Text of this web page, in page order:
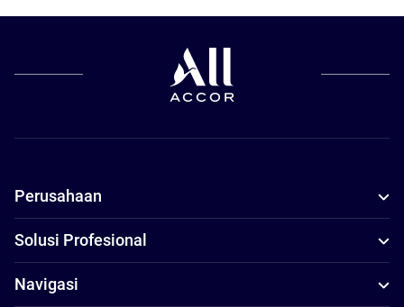
Perusahaan
Solusi Profesional
Navigasi